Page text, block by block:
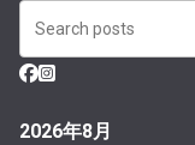
2026年8月